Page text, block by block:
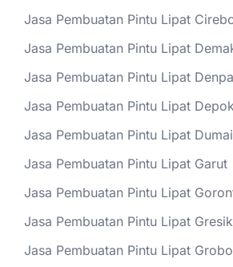
Jasa Pembuatan Pintu Lipat
Jasa Pembuatan Pintu Lipat
Jasa Pembuatan Pintu Lipat
Jasa Pembuatan Pintu Lipat
Jasa Pembuatan Pintu Lipat Dumai
Jasa Pembuatan Pintu Lipat Garut
Jasa Pembuatan Pintu Lipat
Jasa Pembuatan Pintu Lipat Gresik
Jasa Pembuatan Pintu Lipat